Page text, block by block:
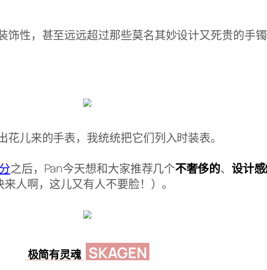
性，甚至远远超过那些莫名其妙设计又死贵的手
儿来的手表，我统统把它们列入时装表。
之后，Pan今天想和大家推荐几个不奢侈的、 设计
人啊，这儿又有人不要脸！）。
极简有灵魂 SKAGEN